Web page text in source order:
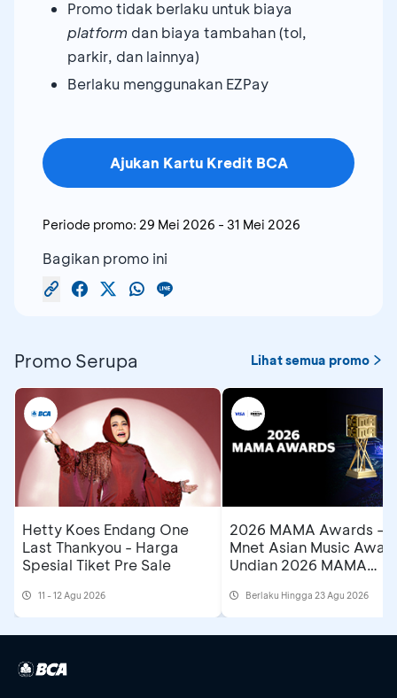
Promo tidak berlaku untuk biaya
platform dan biaya tambahan (tol,
parkir, dan lainnya)
Berlaku menggunakan EZPay
Ajukan Kartu Kredit BCA
Periode promo: 29 Mei 2026 - 31 Mei 2026
Bagikan promo ini
Promo Serupa Lihat semua promo
Hetty Koes Endang One
Last Thankyou - Harga
Spesial Tiket Pre Sale
11 - 12 Agu 2026
2026 MAMA Awards –
Mnet Asian Music
Undian 2026 MAMA
FairBerlaku Hingga 23 Agu 2026